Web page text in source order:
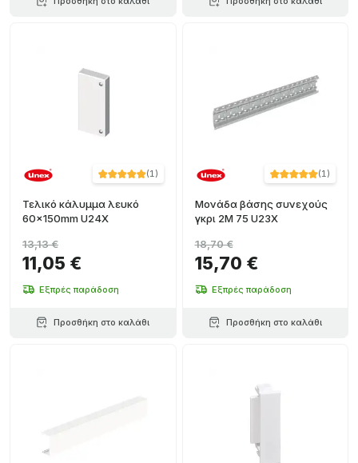
(1)
Τελικό κάλυμμα λευκό
60x150mm U24X
11,05 €
13,13 €
Εξπρές παράδοση
Προσθήκη στο καλάθι
(1)
Μονάδα βάσης συνεχούς
γκρι 2M 75 U23X
15,70 €
18,70 €
Εξπρές παράδοση
Προσθήκη στο καλάθι